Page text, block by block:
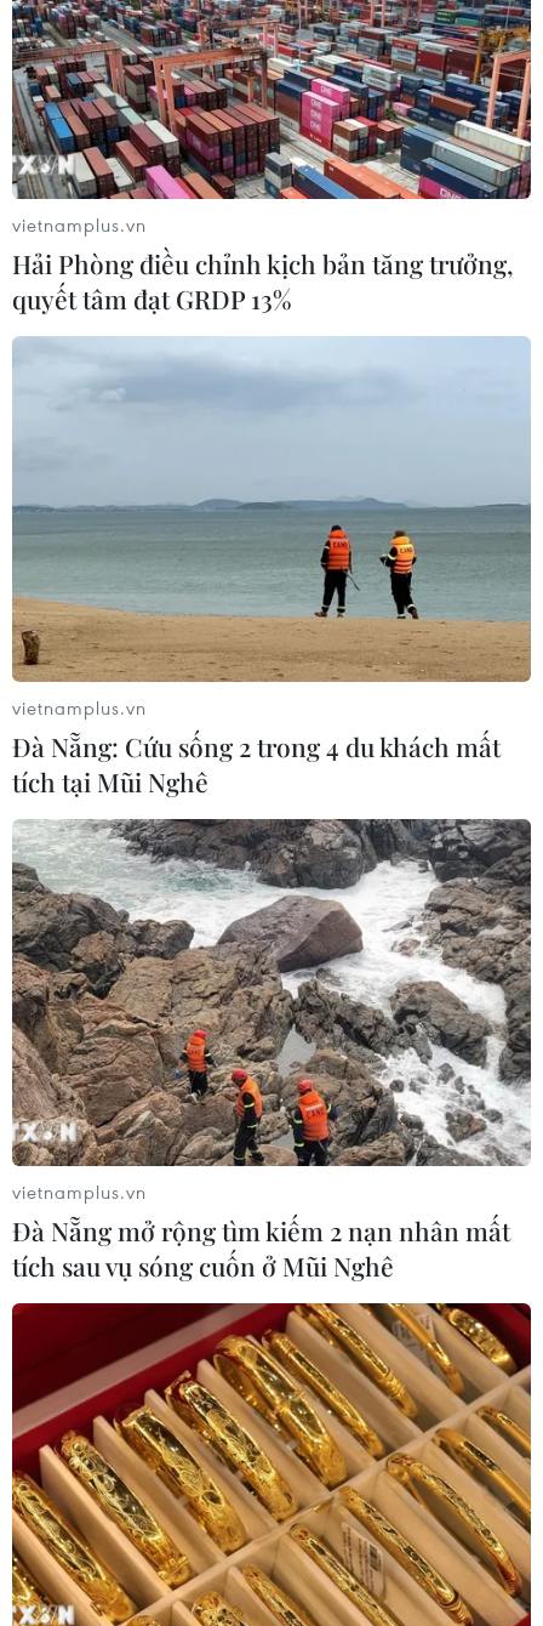
vietnamplus.vn
Hải Phòng điều chỉnh kịch bản tăng trưởng,
quyết tâm đạt GRDP 13%
vietnamplus.vn
Đà Nẵng: Cứu sống 2 trong 4 du khách mất
tích tại Mũi Nghê
vietnamplus.vn
Đà Nẵng mở rộng tìm kiếm 2 nạn nhân mất
tích sau vụ sóng cuốn ở Mũi Nghê